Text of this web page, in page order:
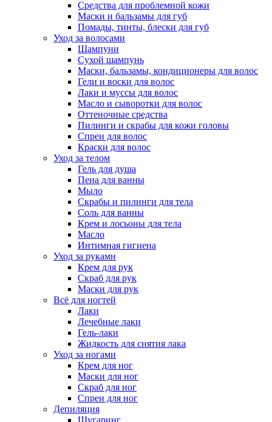
Средства для проблемной кожи
Маски и бальзамы для губ
Помады, тинты, блески для губ
Уход за волосами
Шампуни
Сухой шампунь
Маски, бальзамы, кондиционеры для волос
Гели и воски для волос
Лаки и муссы для волос
Масло и сыворотки для волос
Оттеночные средства
Пилинги и скрабы для кожи головы
Спреи для волос
Краски для волос
Уход за телом
Гель для душа
Пена для ванны
Мыло
Скрабы и пилинги для тела
Соль для ванны
Крем и лосьоны для тела
Масло
Интимная гигиена
Уход за руками
Крем для рук
Скраб для рук
Маски для рук
Всё для ногтей
Лаки
Лечебные лаки
Гель-лаки
Жидкость для снятия лака
Уход за ногами
Крем для ног
Маски для ног
Скраб для ног
Спреи для ног
Депиляция
Шугаринг